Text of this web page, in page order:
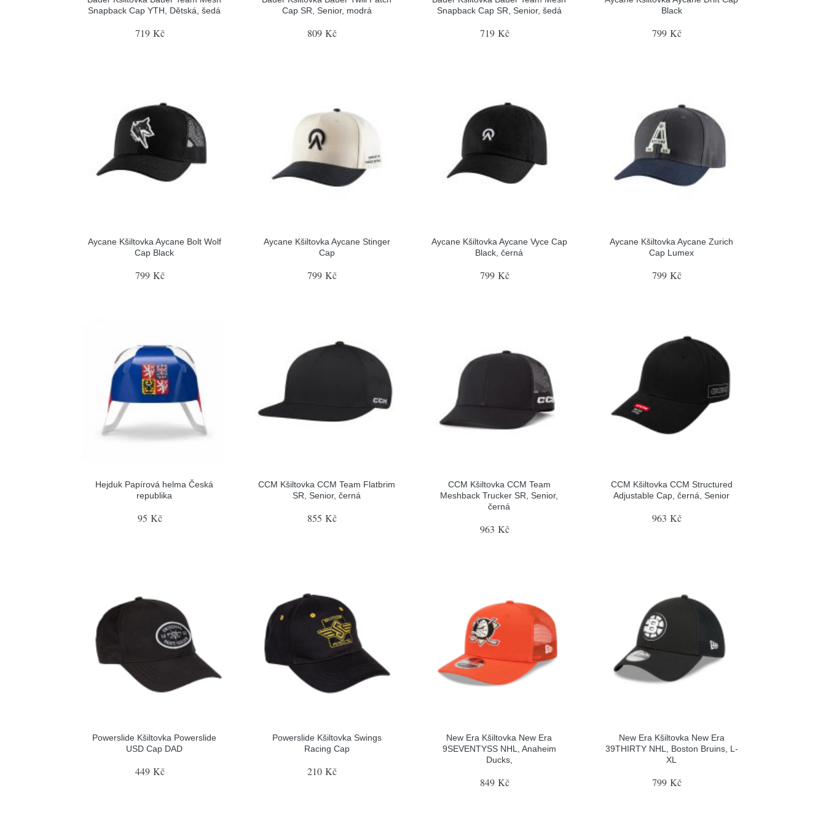
Snapback Cap YTH, Dětská, šedá
719 Kč
Cap SR, Senior, modrá
809 Kč
Snapback Cap SR, Senior, šedá
719 Kč
Black
799 Kč
Aycane Kšiltovka Aycane Bolt Wolf
Cap Black
799 Kč
Aycane Kšiltovka Aycane Stinger
Cap
799 Kč
Aycane Kšiltovka Aycane Vyce Cap
Black, černá
799 Kč
Aycane Kšiltovka Aycane Zurich
Cap Lumex
799 Kč
Hejduk Papírová helma Česká
republika
95 Kč
CCM Kšiltovka CCM Team Flatbrim
SR, Senior, černá
855 Kč
CCM Kšiltovka CCM Team
Meshback Trucker SR, Senior,
černá
963 Kč
CCM Kšiltovka CCM Structured
Adjustable Cap, černá, Senior
963 Kč
Powerslide Kšiltovka Powerslide
USD Cap DAD
449 Kč
Powerslide Kšiltovka Swings
Racing Cap
210 Kč
New Era Kšiltovka New Era
9SEVENTYSS NHL, Anaheim
Ducks,
849 Kč
New Era Kšiltovka New Era
39THIRTY NHL, Boston Bruins, L-
XL
799 Kč